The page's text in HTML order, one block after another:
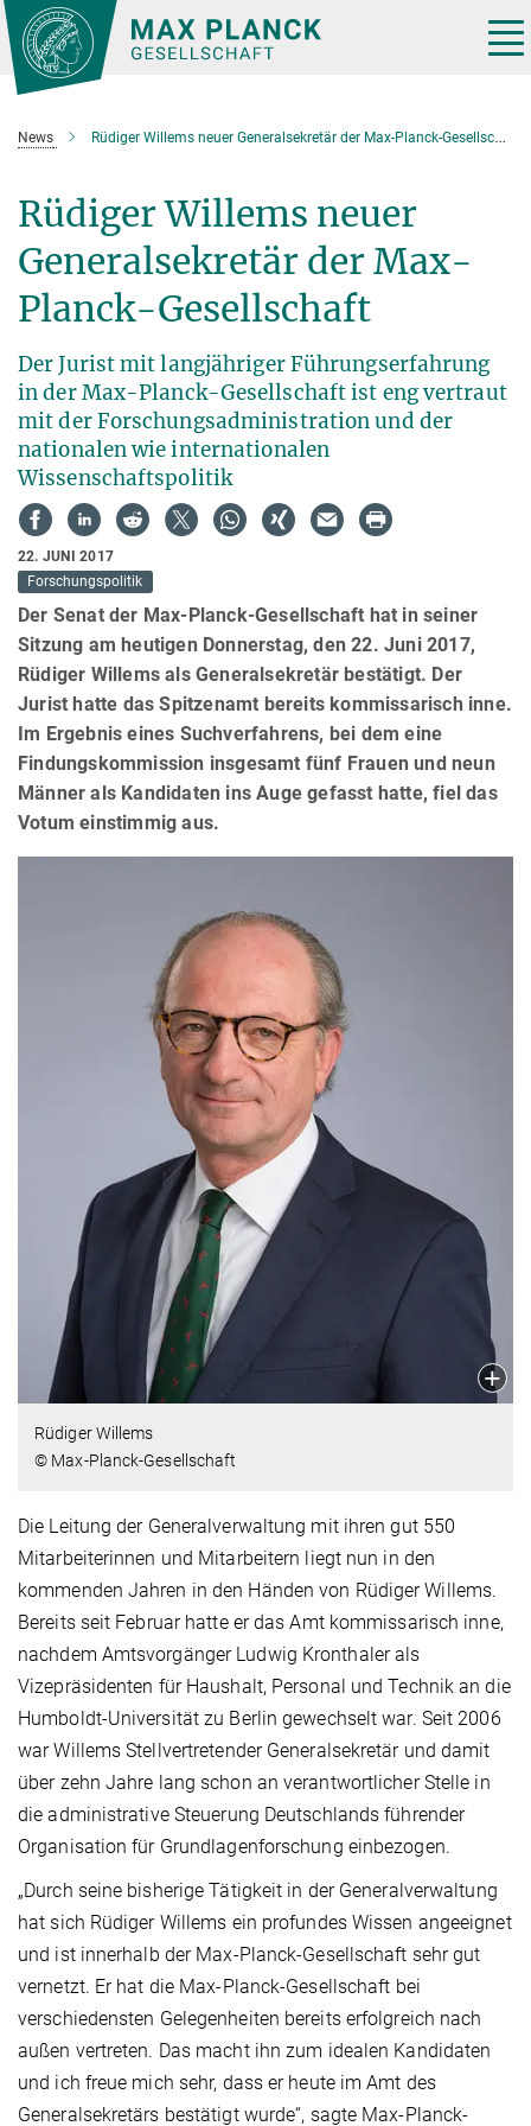
Hauptinhalt
News Rüdiger Willems neuer Generalsekretär der Max-Planck-Gesellschaft
Rüdiger Willems neuer
Generalsekretär der Max-
Planck-Gesellschaft
Der Jurist mit langjähriger Führungserfahrung
in der Max-Planck-Gesellschaft ist eng vertraut
mit der Forschungsadministration und der
nationalen wie internationalen
Wissenschaftspolitik
22. JUNI 2017
Forschungspolitik
Der Senat der Max-Planck-Gesellschaft hat in seiner
Sitzung am heutigen Donnerstag, den 22. Juni 2017,
Rüdiger Willems als Generalsekretär bestätigt. Der
Jurist hatte das Spitzenamt bereits kommissarisch inne.
Im Ergebnis eines Suchverfahrens, bei dem eine
Findungskommission insgesamt fünf Frauen und neun
Männer als Kandidaten ins Auge gefasst hatte, fiel das
Votum einstimmig aus.
Rüdiger Willems
© Max-Planck-Gesellschaft
Die Leitung der Generalverwaltung mit ihren gut 550
Mitarbeiterinnen und Mitarbeitern liegt nun in den
kommenden Jahren in den Händen von Rüdiger Willems.
Bereits seit Februar hatte er das Amt kommissarisch inne,
nachdem Amtsvorgänger Ludwig Kronthaler als
Vizepräsidenten für Haushalt, Personal und Technik an die
Humboldt-Universität zu Berlin gewechselt war. Seit 2006
war Willems Stellvertretender Generalsekretär und damit
über zehn Jahre lang schon an verantwortlicher Stelle in
die administrative Steuerung Deutschlands führender
Organisation für Grundlagenforschung einbezogen.
„Durch seine bisherige Tätigkeit in der Generalverwaltung
hat sich Rüdiger Willems ein profundes Wissen angeeignet
und ist innerhalb der Max-Planck-Gesellschaft sehr gut
vernetzt. Er hat die Max-Planck-Gesellschaft bei
verschiedensten Gelegenheiten bereits erfolgreich nach
außen vertreten. Das macht ihn zum idealen Kandidaten
und ich freue mich sehr, dass er heute im Amt des
Generalsekretärs bestätigt wurde“, sagte Max-Planck-